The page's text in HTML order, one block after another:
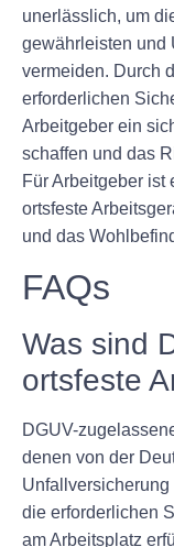
unerlässlich, um
gewährleisten und
vermeiden. Durch
erforderlichen
Arbeitgeber ein
schaffen und das
Für Arbeitgeber
ortsfeste
und das
FAQs
Was sind
ortsfeste
DGUV-
denen von der
die erforderlichen
am Arbeitsplatz